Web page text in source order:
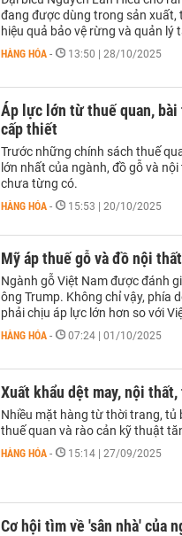
đang được dùng trong sản xuất,
hiệu quả bảo vệ rừng và quản lý
HÀNG HÓA - 13:50 | 28/10/2025
Áp lực lớn từ thuế quan,
cấp thiết
Trước những chính sách thuế
lớn nhất của ngành, đồ gỗ và
chưa từng có.
HÀNG HÓA - 15:53 | 20/10/2025
Mỹ áp thuế gỗ và đồ nội
Ngành gỗ Việt Nam được đánh
ông Trump. Không chỉ vậy, phía
phải chịu áp lực lớn hơn so với
HÀNG HÓA - 07:24 | 01/10/2025
Xuất khẩu dệt may, nội
Nhiều mặt hàng từ thời trang, tủ
thuế quan và rào cản kỹ thuật
HÀNG HÓA - 15:14 | 27/09/2025
Cơ hội tìm về 'sân nhà' của